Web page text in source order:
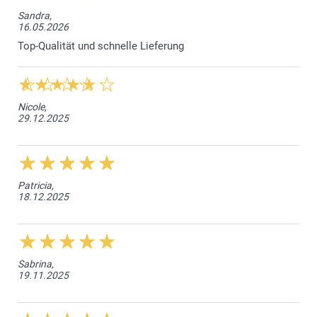
Sandra,
16.05.2026
Top-Qualität und schnelle Lieferung
Nicole,
29.12.2025
Patricia,
18.12.2025
Sabrina,
19.11.2025